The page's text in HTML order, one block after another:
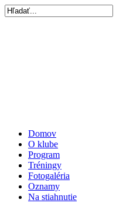
Domov
O klube
Program
Tréningy
Fotogaléria
Oznamy
Na stiahnutie